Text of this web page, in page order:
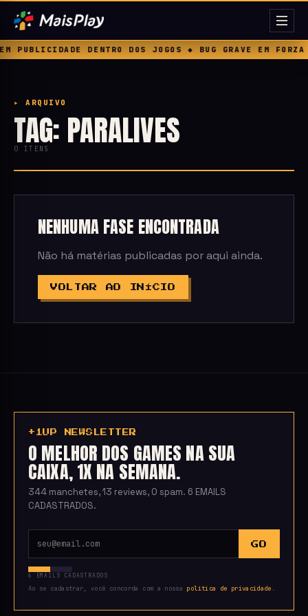
DENTRO DOS JOGOS ◆ BUG GRAVE
▸ ARQUIVO
TAG: PARALIVES
0 ITENS
NENHUMA FASE ENCONTRADA
Não há matérias publicadas por aqui ainda.
VOLTAR AO INÍCIO
+1UP NEWSLETTER
O MELHOR DOS GAMES NA SUA
CAIXA, 1X NA SEMANA.
344 manchetes, 13 reviews, 0 spam. 6 EMAILS
CADASTRADOS.
GO
6 EMAILS CADASTRADOS
Ao se cadastrar, você concorda com a nossa política de privacidade .